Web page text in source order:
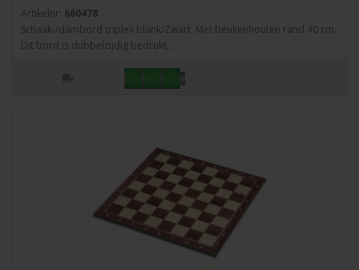
Artikelnr: 660478
Schaak-/dambord triplex blank/Zwart. Met beukenhouten rand 40 cm.
Dit bord is dubbelzijdig bedrukt, ..